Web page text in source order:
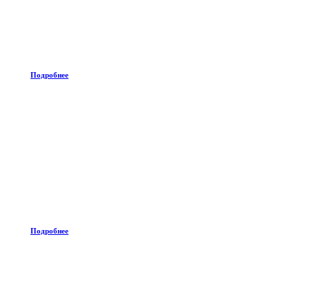
Подробнее
Подробнее